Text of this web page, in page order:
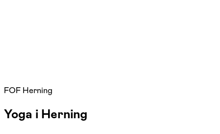
FOF Herning
Yoga i Herning